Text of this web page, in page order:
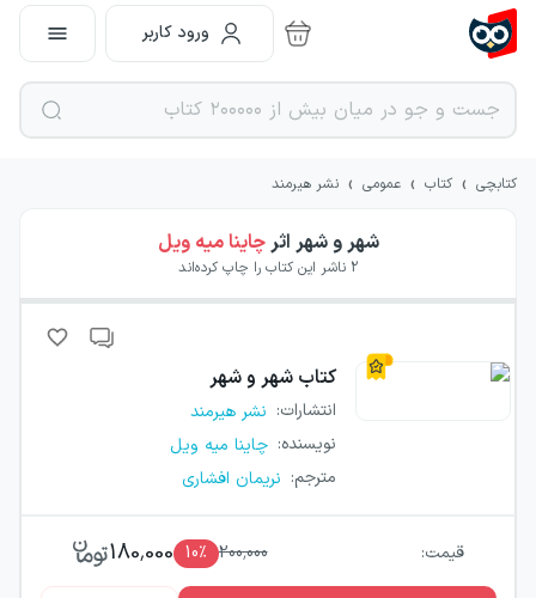
ورود کاربر
کتابچی › کتاب › عمومی › نشر هیرمند
شهر و شهر اثرچاینا میه ویل
2 ناشر این کتاب را چاپ کرده‌اند
کتاب شهر و شهر
انتشارات: نشر هیرمند
نویسنده: چاینا میه ویل
مترجم: نریمان افشاری
قیمت: 200,000
10٪ 180,000